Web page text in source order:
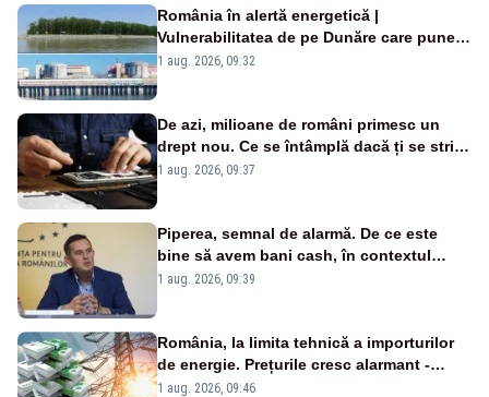
România în alertă energetică |
Vulnerabilitatea de pe Dunăre care pune
în pericol Centrala Cernavodă era
1 aug. 2026, 09:32
De azi, milioane de români primesc un
drept nou. Ce se întâmplă dacă ți se strică
un produs
1 aug. 2026, 09:37
Piperea, semnal de alarmă. De ce este
bine să avem bani cash, în contextul
alertei energetice?
1 aug. 2026, 09:39
România, la limita tehnică a importurilor
de energie. Prețurile cresc alarmant -
Analiză Realitatea Plus
1 aug. 2026, 09:46